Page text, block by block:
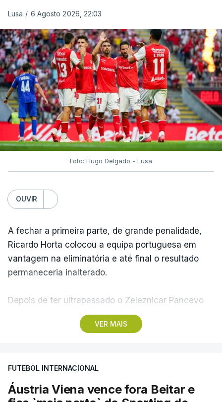
Lusa / 6 Agosto 2026, 22:03
Foto: Hugo Delgado - Lusa
OUVIR
VER MAIS
A fechar a primeira parte, de grande penalidade,
Ricardo Horta colocou a equipa portuguesa em
vantagem na eliminatória e até final o resultado
permaneceria inalterado.
Depois de ter ultrapassado o Zeleznicar Pancevo
na segunda pré-eliminatória de acesso à fase de
liga da Liga Conferência, caso elimine Dínamo de
ao facto de a Bielorrússia ser aliada da Rússia - o
Sporting de Braga irá defrontar no play-off o
vencedor da eliminatória entre Beitar e Áustria
FUTEBOL INTERNACIONAL
Áustria Viena vence fora Beitar e